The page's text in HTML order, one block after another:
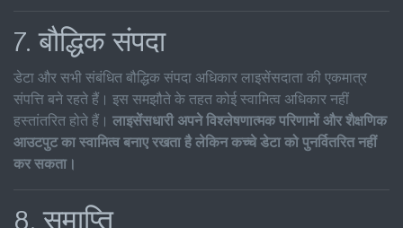
7. बौद्धिक संपदा
डेटा और सभी संबंधित बौद्धिक संपदा अधिकार लाइसेंसदाता की एकमात्र
संपत्ति बने रहते हैं। इस समझौते के तहत कोई स्वामित्व अधिकार नहीं
हस्तांतरित होते हैं। लाइसेंसधारी अपने विश्लेषणात्मक परिणामों और शैक्षणिक
आउटपुट का स्वामित्व बनाए रखता है लेकिन कच्चे डेटा को पुनर्वितरित नहीं
कर सकता।
8. समाप्ति